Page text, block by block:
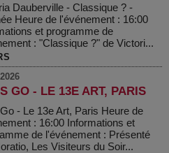
Dauberville - Classique ? -
Heure de l'événement : 16:00
et programme de
: "Classique ?" de Victori...
GO - LE 13E ART, PARIS
- Le 13e Art, Paris Heure de
: 16:00 Informations et
de l'événement : Présenté
Les Visiteurs du Soir...